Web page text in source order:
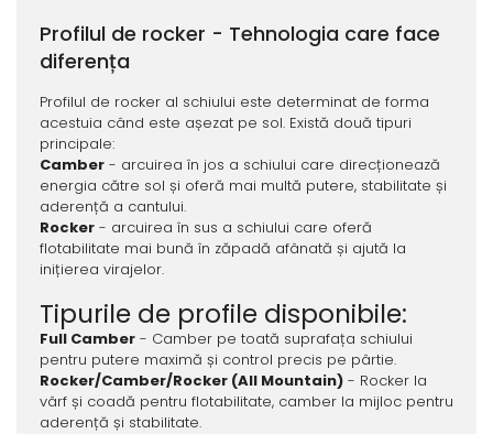
Profilul de rocker - Tehnologia care face
diferența
Profilul de rocker al schiului este determinat de forma
acestuia când este așezat pe sol. Există două tipuri
principale:
Camber- arcuirea în jos a schiului care direcționează
energia către sol și oferă mai multă putere, stabilitate și
aderență a cantului.
Rocker- arcuirea în sus a schiului care oferă
flotabilitate mai bună în zăpadă afânată și ajută la
inițierea virajelor.
Tipurile de profile disponibile:
Full Camber- Camber pe toată suprafața schiului
pentru putere maximă și control precis pe pârtie.
Rocker/Camber/Rocker (All Mountain)- Rocker la
vârf și coadă pentru flotabilitate, camber la mijloc pentru
aderență și stabilitate.